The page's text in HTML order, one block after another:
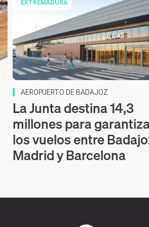
EXTREMADURA
AEROPUERTO DE BADAJOZ
La Junta destina 14,3
millones para
los vuelos entre
Madrid y Barcelona